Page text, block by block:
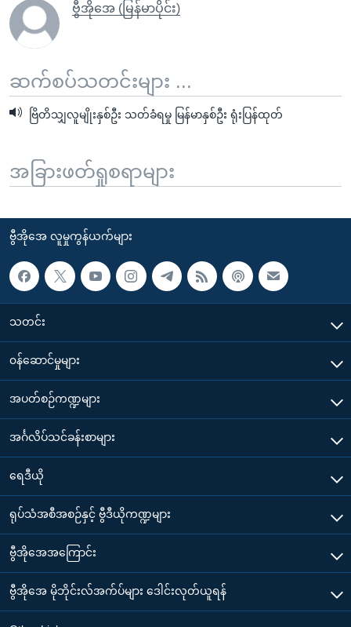
ဗွီအိုအေ (မြန်မာပိုင်း)
ဆက်စပ်သတင်းများ ...
ဗြိတိသျှလူမျိုးနှစ်ဦး သတ်ခံရမှု မြန်မာနှစ်ဦး ရုံးပြန်ထုတ်
အခြားဖတ်ရှုစရာများ
ဗွီအိုအေ လူမှုကွန်ယက်များ
သတင်း
၀န်ဆောင်မှုများ
အပတ်စဉ်ကဏ္ဍများ
အင်္ဂလိပ်သင်ခန်းစာများ
ရေဒီယို
ရုပ်သံအစီအစဉ်နှင့် ဗွီဒီယိုကဏ္ဍများ
ဗွီအိုအေအကြောင်း
ဗွီအိုအေ မိုဘိုင်းလ်အက်ပ်များ ဒေါင်းလုတ်ယူရန်